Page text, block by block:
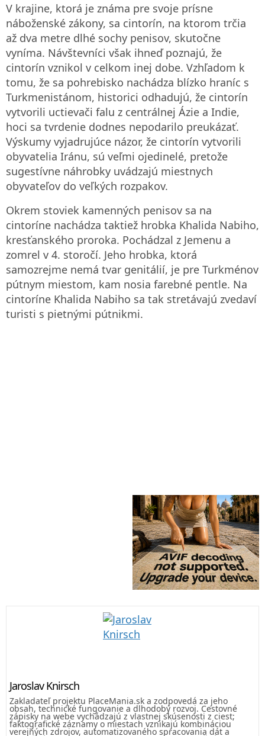
V krajine, ktorá je známa pre svoje prísne
náboženské zákony, sa cintorín, na ktorom trčia
až dva metre dlhé sochy penisov, skutočne
vyníma. Návštevníci však ihneď poznajú, že
cintorín vznikol v celkom inej dobe. Vzhľadom k
tomu, že sa pohrebisko nachádza blízko hraníc s
Turkmenistánom, historici odhadujú, že cintorín
vytvorili uctievači falu z centrálnej Ázie a Indie,
hoci sa tvrdenie dodnes nepodarilo preukázať.
Výskumy vyjadrujúce názor, že cintorín vytvorili
obyvatelia Iránu, sú veľmi ojedinelé, pretože
sugestívne náhrobky uvádzajú miestnych
obyvateľov do veľkých rozpakov.
Okrem stoviek kamenných penisov sa na
cintoríne nachádza taktiež hrobka Khalida Nabiho,
kresťanského proroka. Pochádzal z Jemenu a
zomrel v 4. storočí. Jeho hrobka, ktorá
samozrejme nemá tvar genitálií, je pre Turkménov
pútnym miestom, kam nosia farebné pentle. Na
cintoríne Khalida Nabiho sa tak stretávajú zvedaví
turisti s pietnými pútnikmi.
Jaroslav Knirsch
Zakladateľ projektu PlaceMania.sk a zodpovedá za jeho
obsah, technické fungovanie a dlhodobý rozvoj. Cestovné
zápisky na webe vychádzajú z vlastnej skúsenosti z ciest;
faktografické záznamy o miestach vznikajú kombináciou
verejných zdrojov, automatizovaného spracovania dát a